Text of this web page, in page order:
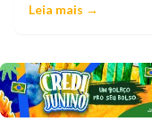
Leia mais →